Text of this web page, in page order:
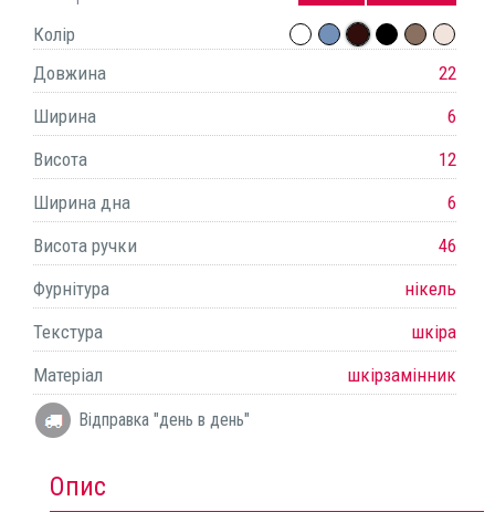
Колір
Довжина
22
Ширина
6
Висота
12
Ширина дна
6
Висота ручки
46
Фурнітура
нікель
Текстура
шкіра
Матеріал
шкірзамінник
Відправка "день в день"
Опис